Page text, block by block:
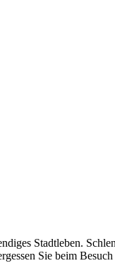
Stadtleben.
Sie beim